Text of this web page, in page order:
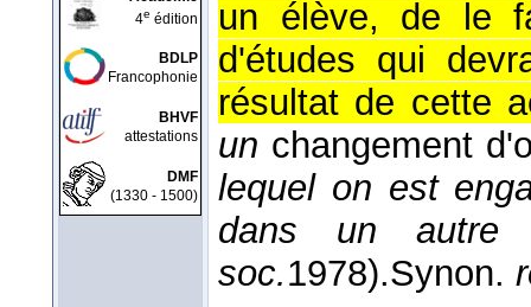
4e édition
BDLP
Francophonie
BHVF
attestations
DMF
(1330 - 1500)
un élève, de le
d'études qui
résultat de cette
un changement
lequel on est
dans un autre
soc.1978).Synon.